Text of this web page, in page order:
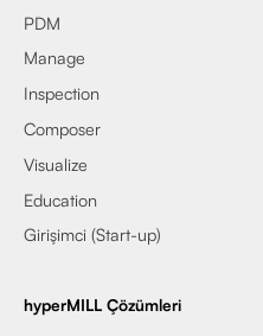
PDM
Manage
Inspection
Composer
Visualize
Education
Girişimci (Start-up)
hyperMILL Çözümleri